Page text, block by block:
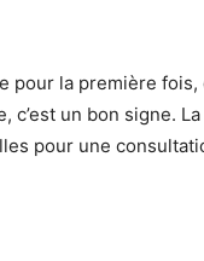
pour la première
c’est un bon signe.
pour une